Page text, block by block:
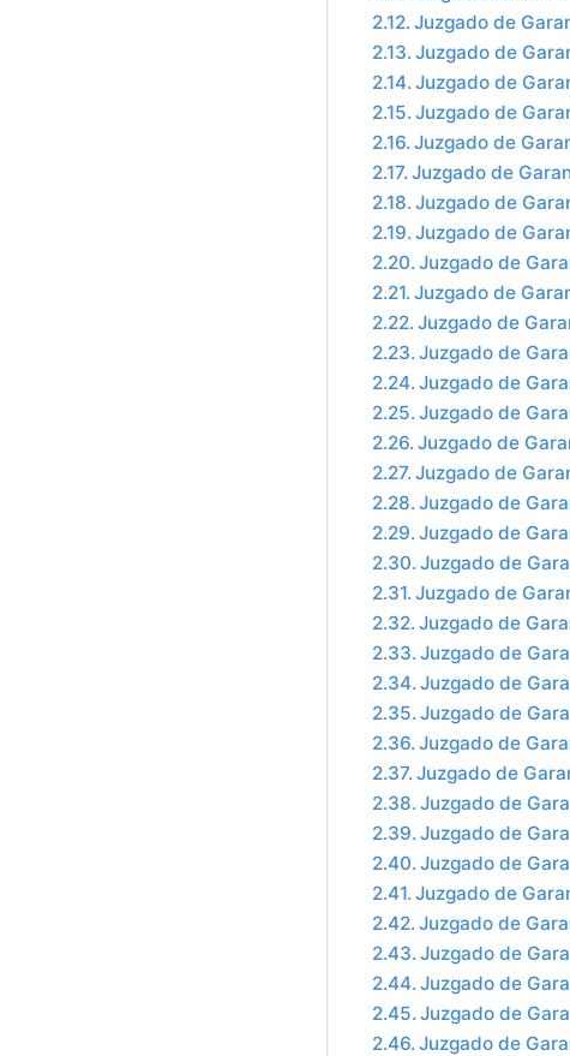
Juzgado de
Juzgado de
Juzgado de
Juzgado de
Juzgado de
Juzgado de
Juzgado de
Juzgado de
Juzgado de
Juzgado de
Juzgado de
Juzgado de
Juzgado de
Juzgado de
Juzgado de
Juzgado de
Juzgado de
Juzgado de
Juzgado de
Juzgado de
Juzgado de
Juzgado de
Juzgado de
Juzgado de
Juzgado de
Juzgado de
Juzgado de
Juzgado de
Juzgado de
Juzgado de
Juzgado de
Juzgado de
Juzgado de
Juzgado de
Juzgado de